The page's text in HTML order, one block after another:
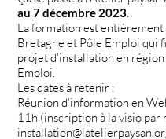
au 7 décembre 2023
La formation est
Bretagne et Pôle Emploi qui
projet d’installation en
Emploi.
Les dates à retenir :
Réunion d’information en
11h (inscription à la visio par